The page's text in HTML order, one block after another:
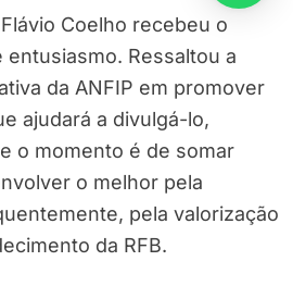
Coelho recebeu o
Ressaltou a
da ANFIP em promover
ajudará a divulgá-lo,
o momento é de somar
o melhor pela
pela valorização
da RFB.